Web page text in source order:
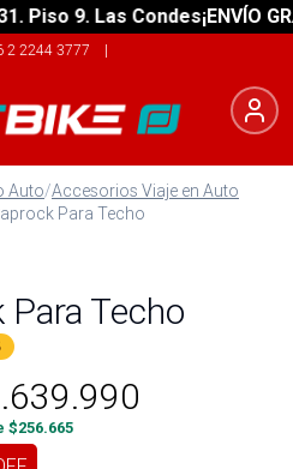
9. Las Condes¡ENVÍO
2 2244 3777 |
Auto/Accesorios Viaje en Auto
Para Techo
Para Techo
$256.665